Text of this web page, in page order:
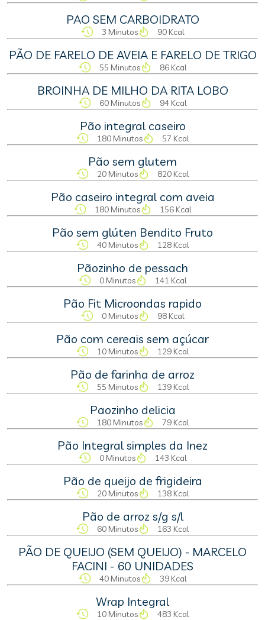
PAO SEM CARBOIDRATO
3 Minutos 90 Kcal
PÃO DE FARELO DE AVEIA E FARELO DE TRIGO
55 Minutos 86 Kcal
BROINHA DE MILHO DA RITA LOBO
60 Minutos 94 Kcal
Pão integral caseiro
180 Minutos 57 Kcal
Pão sem glutem
20 Minutos 820 Kcal
Pão caseiro integral com aveia
180 Minutos 156 Kcal
Pão sem glúten Bendito Fruto
40 Minutos 128 Kcal
Pãozinho de pessach
0 Minutos 141 Kcal
Pão Fit Microondas rapido
0 Minutos 98 Kcal
Pão com cereais sem açúcar
10 Minutos 129 Kcal
Pão de farinha de arroz
55 Minutos 139 Kcal
Paozinho delicia
180 Minutos 79 Kcal
Pão Integral simples da Inez
0 Minutos 143 Kcal
Pão de queijo de frigideira
20 Minutos 138 Kcal
Pão de arroz s/g s/l
60 Minutos 163 Kcal
PÃO DE QUEIJO (SEM QUEIJO) - MARCELO
FACINI - 60 UNIDADES
40 Minutos 39 Kcal
Wrap Integral
10 Minutos 483 Kcal